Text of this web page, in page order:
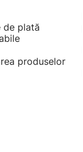
de plată
produselor